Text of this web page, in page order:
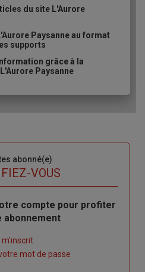
du site L'Aurore
Paysanne au format
supports
grâce à la
Paysanne
abonné(e)
VOUS
compte pour profiter
abonnement
m'inscrit
mot de passe